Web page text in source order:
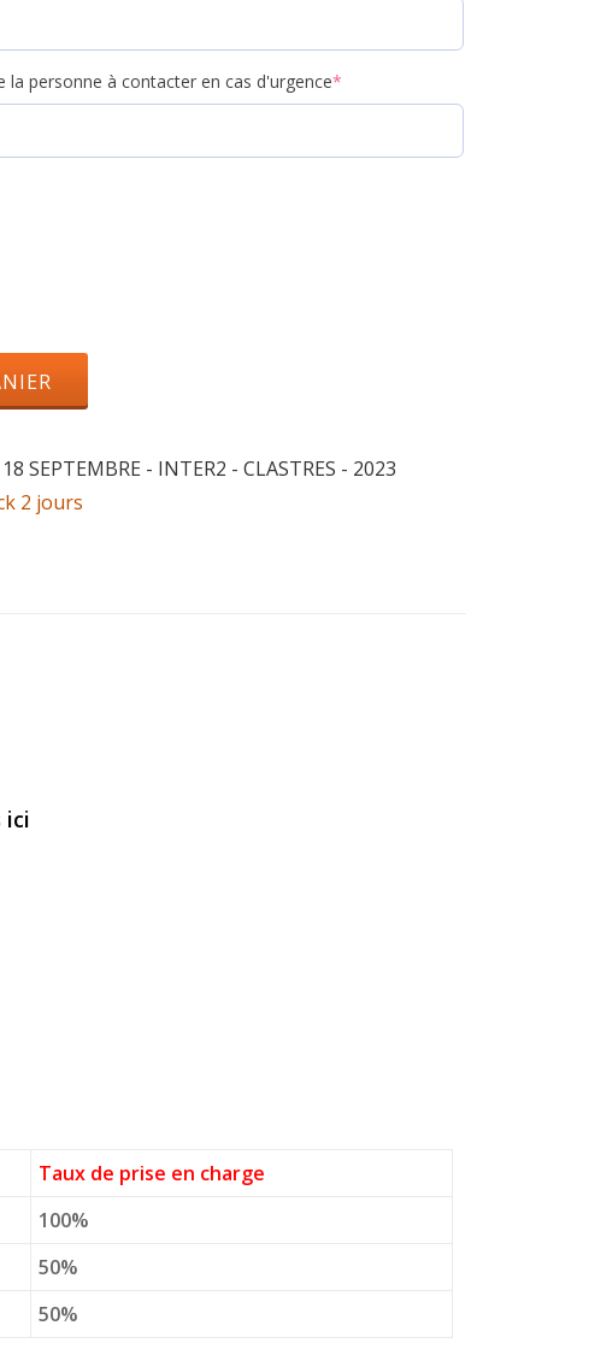
la personne à contacter en cas d'urgence*
SEPTEMBRE - INTER2 - CLASTRES - 2023
2 jours
ici
Taux de prise en charge
100%
50%
50%